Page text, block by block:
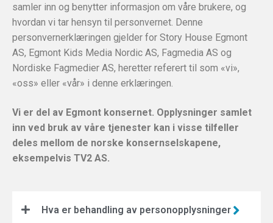
samler inn og benytter informasjon om våre brukere, og
hvordan vi tar hensyn til personvernet. Denne
personvernerklæringen gjelder for Story House Egmont
AS, Egmont Kids Media Nordic AS, Fagmedia AS og
Nordiske Fagmedier AS, heretter referert til som «vi»,
«oss» eller «vår» i denne erklæringen.
Vi er del av Egmont konsernet. Opplysninger samlet
inn ved bruk av våre tjenester kan i visse tilfeller
deles mellom de norske konsernselskapene,
eksempelvis TV2 AS.
Hva er behandling av personopplysninger